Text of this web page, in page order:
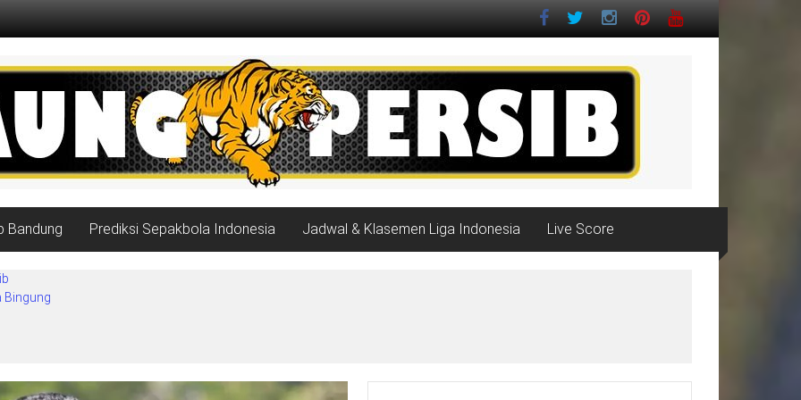
Bandung Prediksi Sepakbola Indonesia Jadwal & Klasemen Liga Indonesia Live Score
Bingung